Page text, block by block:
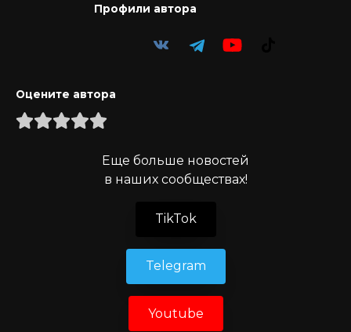
Профили автора
Оцените автора
Еще больше новостей
в наших сообществах!
TikTok
Telegram
Youtube